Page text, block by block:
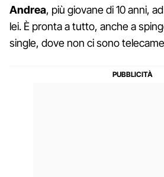
Andrea, più giovane di 10 anni,
lei. È pronta a tutto, anche a
single, dove non ci sono